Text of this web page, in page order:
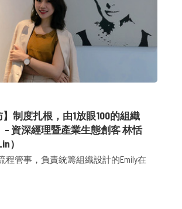
需之服務。
】制度扎根，由1放眼100的組織
– 資深經理暨產業生態創客 林恬
）
程管事，負責統籌組織設計的Emily在